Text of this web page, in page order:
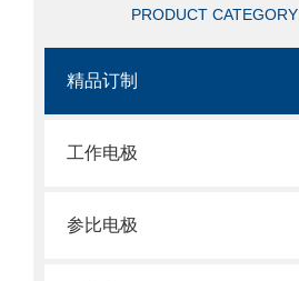
PRODUCT CATEGORY
精品订制
工作电极
参比电极